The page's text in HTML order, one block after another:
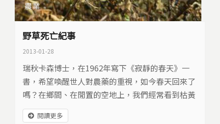
農業
野草死亡紀事
2013-01-28
瑞秋卡森博士，在1962年寫下《寂靜的春天》一
書，希望喚醒世人對農藥的重視，如今春天回來了
嗎？在鄉間、在閒置的空地上，我們經常看到枯黃
的草地，這些野草，為什麼遭到這樣的對待？它們
有姓名，還是昆蟲的生態樂園，但是對農民來說，
閱讀更多